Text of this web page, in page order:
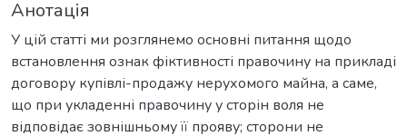
Анотація
У цій статті ми розглянемо основні питання щодо
встановлення ознак фіктивності правочину на прикладі
договору купівлі-продажу нерухомого майна, а саме,
що при укладенні правочину у сторін воля не
відповідає зовнішньому її прояву; сторони не